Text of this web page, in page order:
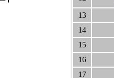
13
14
15
16
17